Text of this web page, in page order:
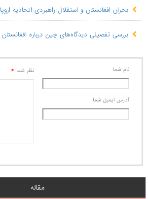
بحران افغانستان و استقلال راهبردی اتحادیه اروپا
بررسی تفصیلی دیدگاه‌های چین درباره افغانستان
نام شما
آدرس ايميل شما
نظر شما *
مقاله